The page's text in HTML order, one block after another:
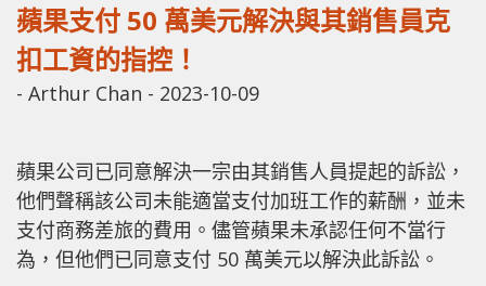
蘋果支付 50 萬美元解決與其銷售員克
扣工資的指控！
- Arthur Chan - 2023-10-09
蘋果公司已同意解決一宗由其銷售人員提起的訴訟，
他們聲稱該公司未能適當支付加班工作的薪酬，並未
支付商務差旅的費用。儘管蘋果未承認任何不當行
為，但他們已同意支付 50 萬美元以解決此訴訟。